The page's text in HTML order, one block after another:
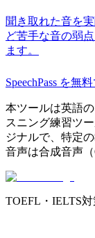
聞き取れた音を
ど苦手な音の弱
ます。
SpeechPass を無
本ツールは英語
スニング練習ツ
ジナルで、特定
音声は合成音声（
TOEFL・IELTS